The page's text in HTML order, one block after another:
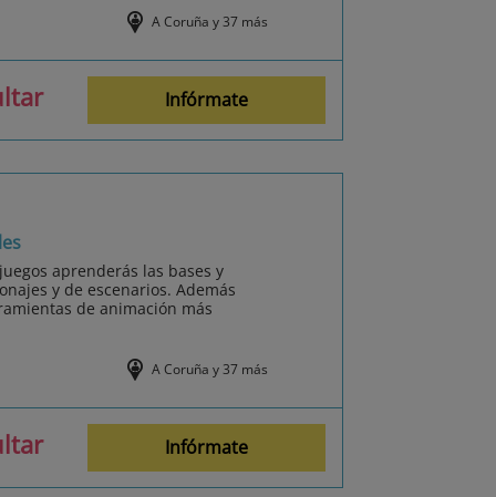
A Coruña y 37 más
Infórmate
aprenderás las bases y
y de escenarios. Además
de animación más
A Coruña y 37 más
Infórmate